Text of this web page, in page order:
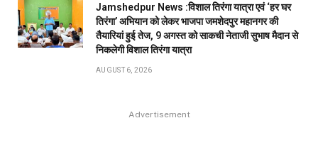
Jamshedpur News :विशाल तिरंगा यात्रा एवं ‘हर घर
तिरंगा’ अभियान को लेकर भाजपा जमशेदपुर महानगर की
तैयारियां हुई तेज, 9 अगस्त को साकची नेताजी सुभाष मैदान से
निकलेगी विशाल तिरंगा यात्रा
AUGUST 6, 2026
Advertisement